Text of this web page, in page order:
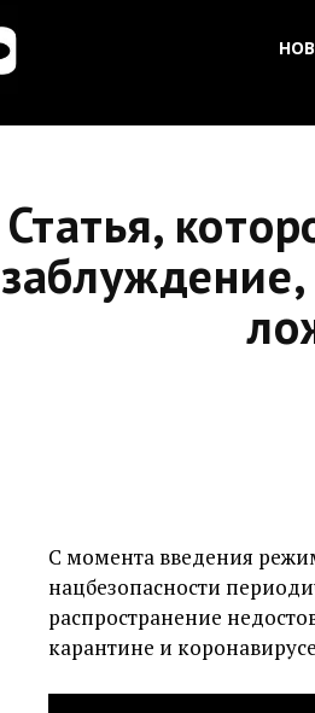
Новости
Статья,
С момента введения
нацбезопасности
распространение
карантине и